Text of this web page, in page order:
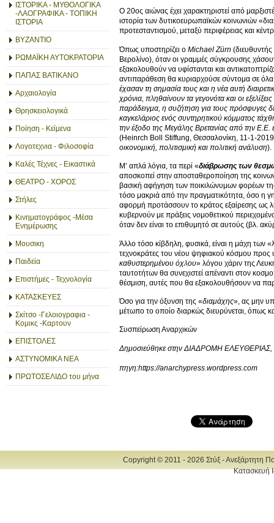
ΙΣΤΟΡΙΚΑ - ΜΥΘΟΛΟΓΙΚΑ
-ΛΑΟΓΡΑΦΙΚΑ - ΤΟΠΙΚΗ
ΙΣΤΟΡΙΑ
ΒΥΖΑΝΤΙΟ
ΡΩΜΑΪΚΗ ΑΥΤΟΚΡΑΤΟΡΙΑ
ΠΑΠΑΣ ΒΑΤΙΚΑΝΟ
Αρχαιολογία
Θρησκειολογικά
Ποίηση - Κείμενα
Λογοτεχνια - Φιλοσοφία
Καλές Τέχνες - Εικαστικά
ΘΕΑΤΡΟ - ΧΟΡΟΣ
Στήλες
Κινηματογράφος -Μέσα
Ενημέρωσης
Μουσικη
Παιδεία
Επιστήμες - Τεχνολογία
ΚΑΤΑΣΚΕΥΕΣ
Σκίτσο -Γελοιογραφια -
Κομικς -Καρτουν
ΕΠΙΣΤΟΛΕΣ
ΑΣΤΥΝΟΜΙΚΑ ΝΕΑ
ΠΡΩΤΟΣΕΛΙΔΟ του μήνα
Ο 20ος αιώνας έχει χαρακτηριστεί από
ιστορία των δυτικοευρωπαϊκών κοινωνιών
προτεσταντισμού, μεταξύ περιφέρειας και
Όπως υποστηρίζει ο Michael Zürn
Βερολίνο), όταν οι γραμμές σύγκρουσης
εξακολουθούν να υφίστανται και
αντιπαράθεση θα κυριαρχούσε σύντομα σε
έχασαν τη σημασία τους και η νέα αυτή
χρόνια, πληθαίνουν τα γεγονότα και οι
παράδειγμα, η συζήτηση για τους πρόσφυγες
καγκελάριος ενός συντηρητικού κόμματος
την έξοδο της Μεγάλης Βρετανίας από την Ε.Ε.
(Heinrch Boll Stiffung, Θεσσαλονίκη, 11-1-
οικονομική, πολιτισμική και πολιτική ανάλυση).
Μ’ απλά λόγια, τα περί «διάβρωσης των
αποσκοπεί στην αποσταθεροποίηση της
βασική αφήγηση των ποικιλώνυμων φορέων
τόσο μακριά από την πραγματικότητα, όσο η γη
αφορμή προτάσσουν το κράτος εξαίρεσης ως
κυβερνούν με πράξεις νομοθετικού
όταν δεν είναι το επιθυμητό σε αυτούς (βλ.
Άλλο τόσο κίβδηλη, φυσικά, είναι η μάχη των
τεχνοκράτες του νέου ψηφιακού κόσμου
καθυστερημένου όχλου» λόγου χάριν της
ταυτοτήτων θα συνεχιστεί απέναντι στον
θέσμιση, αυτές που θα εξακολουθήσουν να
Όσο για την όξυνση της «διαμάχης», ας μην
μέτωπο το οποίο διαρκώς διευρύνεται, όπως
Συσπείρωση Αναρχικών
Δημοσιεύθηκε στην ΔΙΑΔΡΟΜΗ ΕΛΕΥΘΕΡΙΑΣ,
πηγη:https://anarchypress.wordpress.com
Copyright © 2011 - 2026 Στύξ - Ανεξάρτητη
Κατασκευή